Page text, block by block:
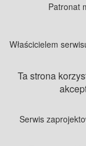
Patronat
Właścicielem
Ta strona
Serwis